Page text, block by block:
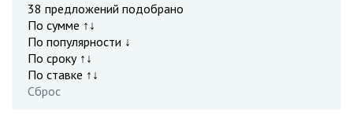
38 предложений подобрано
По сумме ↑↓
По популярности ↓
По сроку ↑↓
По ставке ↑↓
Сброс